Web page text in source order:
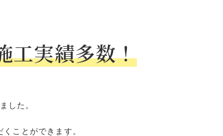
工実績多数！
した。
ことができます。